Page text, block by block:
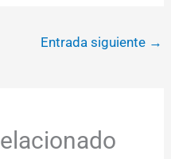
Entrada siguiente →